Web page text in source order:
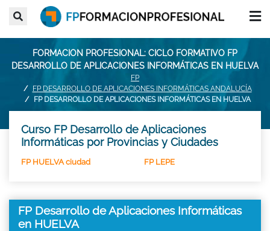
FORMACION PROFESIONAL: CICLO FORMATIVO FP
DESARROLLO DE APLICACIONES INFORMÁTICAS EN HUELVA
FP
FP DESARROLLO DE APLICACIONES INFORMÁTICAS ANDALUCÍA
FP DESARROLLO DE APLICACIONES INFORMÁTICAS EN HUELVA
Curso FP Desarrollo de Aplicaciones
Informáticas por Provincias y Ciudades
FP HUELVA ciudad FP LEPE
FP Desarrollo de Aplicaciones Informáticas
en HUELVA